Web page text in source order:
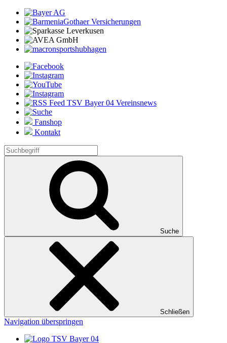
Fanshop
Kontakt
Suche
Schließen
Navigation überspringen